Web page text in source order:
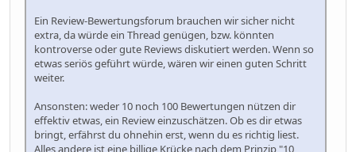
Ein Review-Bewertungsforum brauchen wir sicher nicht
extra, da würde ein Thread genügen, bzw. könnten
kontroverse oder gute Reviews diskutiert werden. Wenn so
etwas seriös geführt würde, wären wir einen guten Schritt
weiter.
Ansonsten: weder 10 noch 100 Bewertungen nützen dir
effektiv etwas, ein Review einzuschätzen. Ob es dir etwas
bringt, erfährst du ohnehin erst, wenn du es richtig liest.
Alles andere ist eine billige Krücke nach dem Prinzip "10